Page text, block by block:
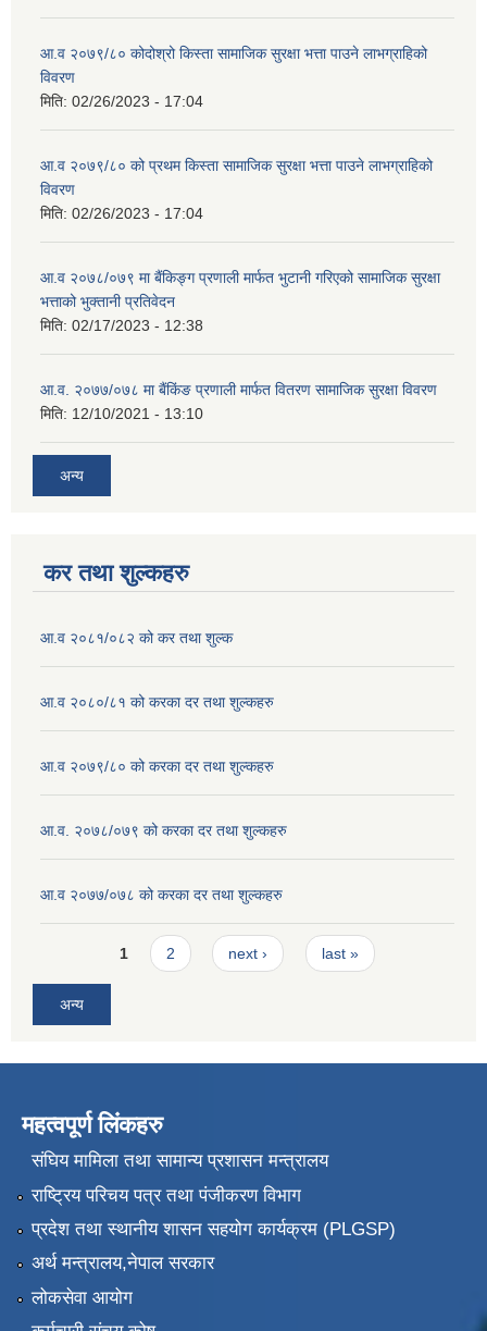
आ.व २०७९/८० कोदोश्रो किस्ता सामाजिक सुरक्षा भत्ता पाउने लाभग्राहिको
विवरण
मिति: 02/26/2023 - 17:04
आ.व २०७९/८० को प्रथम किस्ता सामाजिक सुरक्षा भत्ता पाउने लाभग्राहिको
विवरण
मिति: 02/26/2023 - 17:04
आ.व २०७८/०७९ मा बैंकिङ्ग प्रणाली मार्फत भुटानी गरिएको सामाजिक सुरक्षा
भत्ताको भुक्तानी प्रतिवेदन
मिति: 02/17/2023 - 12:38
आ.व. २०७७/०७८ मा बैंकिंङ प्रणाली मार्फत वितरण सामाजिक सुरक्षा विवरण
मिति: 12/10/2021 - 13:10
अन्य
कर तथा शुल्कहरु
आ.व २०८१/०८२ को कर तथा शुल्क
आ.व २०८०/८१ को करका दर तथा शुल्कहरु
आ.व २०७९/८० को करका दर तथा शुल्कहरु
आ.व. २०७८/०७९ को करका दर तथा शुल्कहरु
आ.व २०७७/०७८ को करका दर तथा शुल्कहरु
Pages1 2 next › last »
अन्य
महत्वपूर्ण लिंकहरु
संघिय मामिला तथा सामान्य प्रशासन मन्त्रालय
राष्ट्रिय परिचय पत्र तथा पंजीकरण विभाग
प्रदेश तथा स्थानीय शासन सहयोग कार्यक्रम (PLGSP)
अर्थ मन्त्रालय,नेपाल सरकार
लोकसेवा आयोग